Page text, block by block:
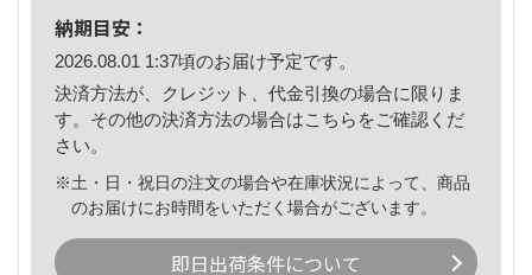
納期目安：
2026.08.01 1:37頃のお届け予定です。
決済方法が、クレジット、代金引換の場合に限りま
す。その他の決済方法の場合はこちら をご確認くだ
さい。
※土・日・祝日の注文の場合や在庫状況によって、商品
のお届けにお時間をいただく場合がございます。
即日出荷条件について